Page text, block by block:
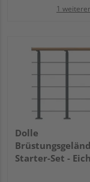
1
Dolle
Starter-Set -